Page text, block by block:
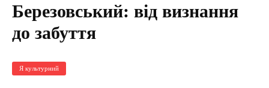
Березовський: від визнання
до забуття
Я культурний